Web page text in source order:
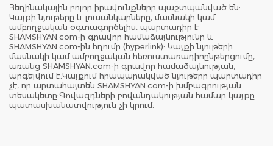
Հեղինակային բոլոր իրավունքները պաշտպանված են:
Կայքի նյութերը և լուսանկարները, մասնակի կամ
ամբողջական օգտագործելիս, պարտադիր է
SHAMSHYAN.com-ի գրավոր համաձայնությունը և
SHAMSHYAN.com-ին հղումը (hyperlink): Կայքի նյութերի
մասնակի կամ ամբողջական հեռուստառադիոընթերցումը,
առանց SHAMSHYAN.com-ի գրավոր համաձայնության,
արգելվում է:Կայքում հրապարակված նյութերը պարտադիր
չէ, որ արտահայտեն SHAMSHYAN.com-ի խմբագրության
տեսակետը:Գովազդների բովանդակության համար կայքը
պատասխանատվություն չի կրում: